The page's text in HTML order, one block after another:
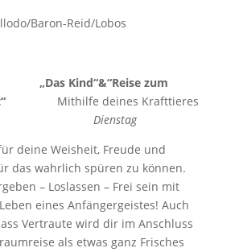
Baron-Reid/Lobos
Kind“&“Reise zum
Mithilfe deines Krafttieres
heilen
Dienstag
deine Weisheit, Freude und
das wahrlich spüren zu können.
– Loslassen – Frei sein mit
eines Anfängergeistes! Auch
Vertraute wird dir im Anschluss
als etwas ganz Frisches